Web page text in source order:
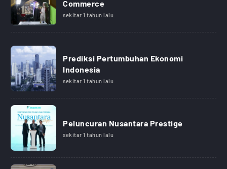
Commerce
sekitar 1 tahun lalu
Prediksi Pertumbuhan Ekonomi
Indonesia
sekitar 1 tahun lalu
Peluncuran Nusantara Prestige
sekitar 1 tahun lalu